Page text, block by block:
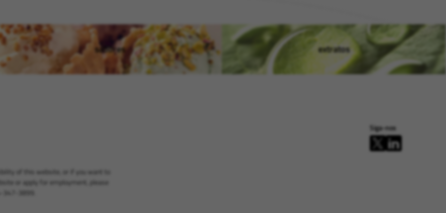
sabores(opens in new window) extratos(opens in new window)
Siga-nos
of this website, or if you want to
or apply for employment, please
3899.